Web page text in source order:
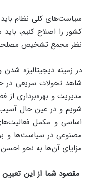
سیاست‌های کلی نظام باید
کشور را اصلاح کنیم،
نظر مجمع تشخیص مصلحت
در زمینه دیجیتالیزه
شاهد تحولات سریعی در
مدیریت و بهره‌برداری
شویم و در عین حال
اساسی و مکمل
مصنوعی در سیاست‌ها و
مزایای آن‌ها به نحو
مقصود شما از این